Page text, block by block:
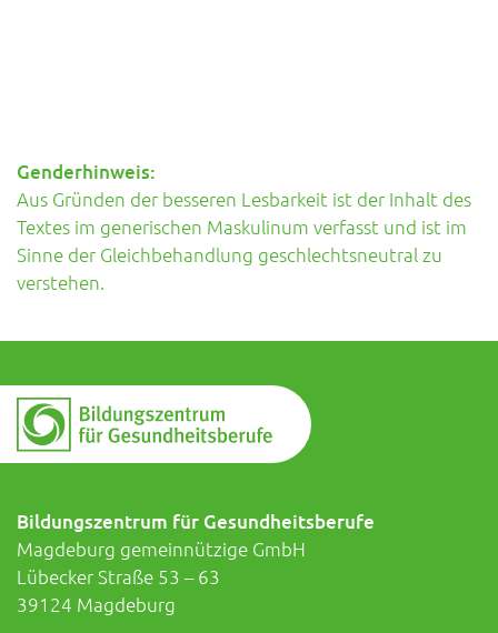
Genderhinweis:
Aus Gründen der besseren Lesbarkeit ist der Inhalt des
Textes im generischen Maskulinum verfasst und ist im
Sinne der Gleichbehandlung geschlechtsneutral zu
verstehen.
Bildungszentrum für Gesundheitsberufe
Magdeburg gemeinnützige GmbH
Lübecker Straße 53 – 63
39124 Magdeburg